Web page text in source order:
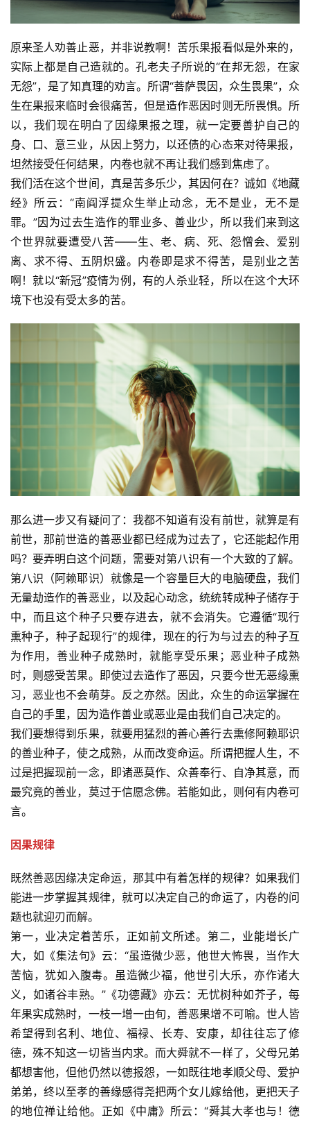
讯
八
点
僧
音
高
僧
访
谈
心
乐
菩
提
原来圣人劝善止恶，并非说教啊！苦乐果报看似是外来的，
实际上都是自己造就的。孔老夫子所说的“在邦无怨，在家
无怨”，是了知真理的劝言。所谓“菩萨畏因，众生畏果”，众
生在果报来临时会很痛苦，但是造作恶因时则无所畏惧。所
以，我们现在明白了因缘果报之理，就一定要善护自己的
身、口、意三业，从因上努力，以还债的心态来对待果报，
坦然接受任何结果，内卷也就不再让我们感到焦虑了。
我们活在这个世间，真是苦多乐少，其因何在？诚如《地藏
经》所云：“南阎浮提众生举止动念，无不是业，无不是
罪。”因为过去生造作的罪业多、善业少，所以我们来到这
个世界就要遭受八苦——生、老、病、死、怨憎会、爱别
离、求不得、五阴炽盛。内卷即是求不得苦，是别业之苦
啊！就以“新冠”疫情为例，有的人杀业轻，所以在这个大环
境下也没有受太多的苦。
那么进一步又有疑问了：我都不知道有没有前世，就算是有
前世，那前世造的善恶业都已经成为过去了，它还能起作用
吗？要弄明白这个问题，需要对第八识有一个大致的了解。
第八识（阿赖耶识）就像是一个容量巨大的电脑硬盘，我们
无量劫造作的善恶业，以及起心动念，统统转成种子储存于
中，而且这个种子只要存进去，就不会消失。它遵循“现行
熏种子，种子起现行”的规律，现在的行为与过去的种子互
为作用，善业种子成熟时，就能享受乐果；恶业种子成熟
时，则感受苦果。即使过去造作了恶因，只要今世无恶缘熏
习，恶业也不会萌芽。反之亦然。因此，众生的命运掌握在
自己的手里，因为造作善业或恶业是由我们自己决定的。
我们要想得到乐果，就要用猛烈的善心善行去熏修阿赖耶识
的善业种子，使之成熟，从而改变命运。所谓把握人生，不
过是把握现前一念，即诸恶莫作、众善奉行、自净其意，而
最究竟的善业，莫过于信愿念佛。若能如此，则何有内卷可
言。
因果规律
既然善恶因缘决定命运，那其中有着怎样的规律？如果我们
能进一步掌握其规律，就可以决定自己的命运了，内卷的问
题也就迎刃而解。
第一，业决定着苦乐，正如前文所述。第二，业能增长广
大，如《集法句》云：“虽造微少恶，他世大怖畏，当作大
苦恼，犹如入腹毒。虽造微少福，他世引大乐，亦作诸大
义，如诸谷丰熟。”《功德藏》亦云：无忧树种如芥子，每
年果实成熟时，一枝一增一由旬，善恶果增不可喻。世人皆
希望得到名利、地位、福禄、长寿、安康，却往往忘了修
德，殊不知这一切皆当内求。而大舜就不一样了，父母兄弟
都想害他，但他仍然以德报怨，一如既往地孝顺父母、爱护
弟弟，终以至孝的善缘感得尧把两个女儿嫁给他，更把天子
的地位禅让给他。正如《中庸》所云：“舜其大孝也与！德